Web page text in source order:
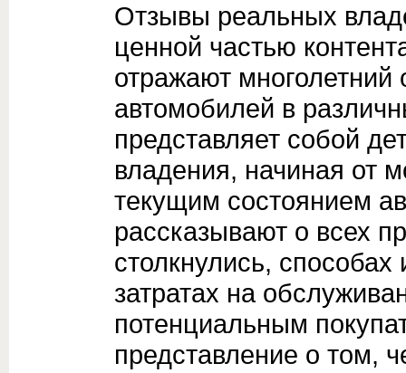
Отзывы реальных
ценной частью
отражают многолетний
автомобилей в
представляет собой
владения, начиная от
текущим состоянием
рассказывают о всех
столкнулись,
затратах на
потенциальным
представление о том,